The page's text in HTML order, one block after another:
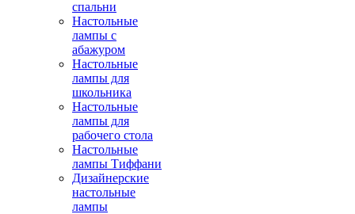
спальни
Настольные
лампы с
абажуром
Настольные
лампы для
школьника
Настольные
лампы для
рабочего стола
Настольные
лампы Тиффани
Дизайнерские
настольные
лампы